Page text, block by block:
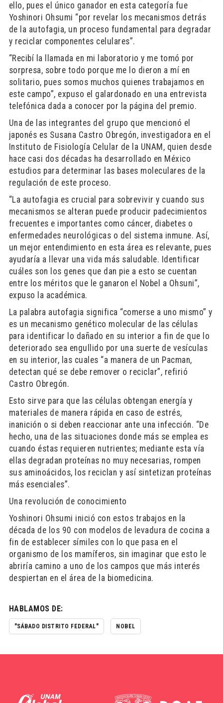
ello, pues el único ganador en esta categoría fue
Yoshinori Ohsumi “por revelar los mecanismos detrás
de la autofagia, un proceso fundamental para degradar
y reciclar componentes celulares”.
“Recibí la llamada en mi laboratorio y me tomó por
sorpresa, sobre todo porque me lo dieron a mí en
solitario, pues somos muchos quienes trabajamos en
este campo”, expuso el galardonado en una entrevista
telefónica dada a conocer por la página del premio.
Una de las integrantes del grupo que mencionó el
japonés es Susana Castro Obregón, investigadora en el
Instituto de Fisiología Celular de la UNAM, quien desde
hace casi dos décadas ha desarrollado en México
estudios para determinar las bases moleculares de la
regulación de este proceso.
“La autofagia es crucial para sobrevivir y cuando sus
mecanismos se alteran puede producir padecimientos
frecuentes e importantes como cáncer, diabetes o
enfermedades neurológicas o del sistema inmune. Así,
un mejor entendimiento en esta área es relevante, pues
ayudaría a llevar una vida más saludable. Identificar
cuáles son los genes que dan pie a esto se cuentan
entre los méritos que le ganaron el Nobel a Ohsuni”,
expuso la académica.
La palabra autofagia significa “comerse a uno mismo” y
es un mecanismo genético molecular de las células
para identificar lo dañado en su interior a fin de que lo
deteriorado sea engullido por una suerte de vesículas
en su interior, las cuales “a manera de un Pacman,
detectan qué se debe remover o reciclar”, refirió
Castro Obregón.
Esto sirve para que las células obtengan energía y
materiales de manera rápida en caso de estrés,
inanición o si deben reaccionar ante una infección. “De
hecho, una de las situaciones donde más se emplea es
cuando éstas requieren nutrientes; mediante esta vía
ellas degradan proteínas no muy necesarias, rompen
sus aminoácidos, los reciclan y así sintetizan proteínas
más esenciales”.
Una revolución de conocimiento
Yoshinori Ohsumi inició con estos trabajos en la
década de los 90 con modelos de levadura de cocina a
fin de establecer símiles con lo que pasa en el
organismo de los mamíferos, sin imaginar que esto le
abriría camino a uno de los campos que más interés
despiertan en el área de la biomedicina.
HABLAMOS DE:
"SÁBADO DISTRITO FEDERAL" NOBEL